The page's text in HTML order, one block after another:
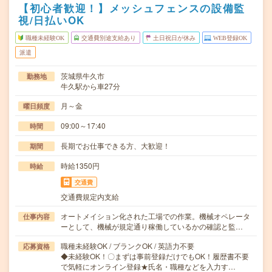
【初心者歓迎！】メッシュフェンスの設備監
視/日払いOK
職種未経験OK 交通費別途支給あり 土日祝日が休み WEB登録OK
派遣
勤務地
茨城県牛久市
牛久駅から車27分
曜日頻度 月～金
時間 09:00～17:40
期間 長期でお仕事できる方、大歓迎！
時給 時給1350円
交通費
交通費規定内支給
仕事内容
オートメイション化された工場での作業。機械オペレータ
ーとして、機械が規定通り稼働しているかの確認と監…
応募資格
職種未経験OK / ブランクOK / 英語力不要
◆未経験OK！〇まずは事前登録だけでもOK！履歴書不要
で気軽にオンライン登録★氏名・職種などを入力す…